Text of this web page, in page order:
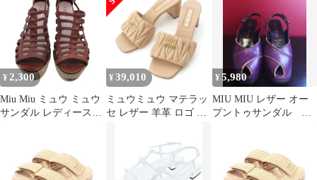
ス ブラック ホワイト
マテラッセ スポーツサ
ンダル ロゴ
¥ 2,300
Miu Miu ミュウ ミュウ
サンダル レディース
¥ 39,010
ミュウミュウ マテラッ
セ レザー 羊革 ロゴ ス
1/2【中古】
¥5,980
MIU MIU レザー オー
プントゥサンダル 希